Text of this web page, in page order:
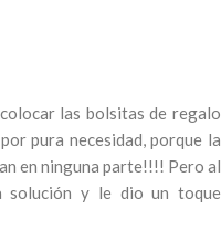
las bolsitas de regalo
pura necesidad, porque la
en ninguna parte!!!! Pero al
solución y le dio un toque